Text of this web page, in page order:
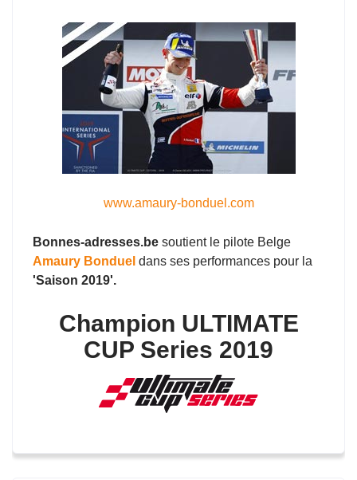
www.amaury-bonduel.com
Bonnes-adresses.be soutient le pilote Belge
Amaury Bonduel dans ses performances pour la
'Saison 2019'.
Champion ULTIMATE
CUP Series 2019